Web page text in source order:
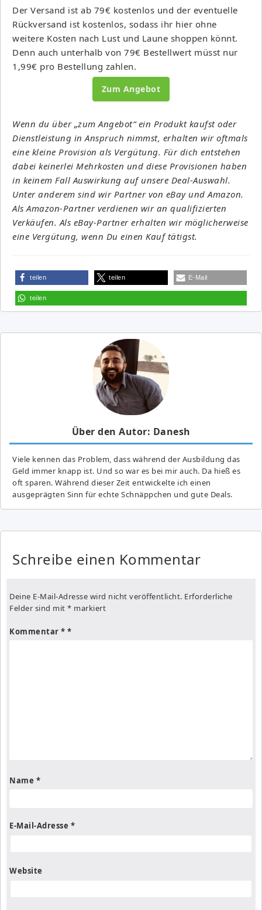
Der Versand ist ab 79€ kostenlos und der eventuelle
Rückversand ist kostenlos, sodass ihr hier ohne
weitere Kosten nach Lust und Laune shoppen könnt.
Denn auch unterhalb von 79€ Bestellwert müsst nur
1,99€ pro Bestellung zahlen.
Zum Angebot
Wenn du über „zum Angebot“ ein Produkt kaufst oder
Dienstleistung in Anspruch nimmst, erhalten wir oftmals
eine kleine Provision als Vergütung. Für dich entstehen
dabei keinerlei Mehrkosten und diese Provisionen haben
in keinem Fall Auswirkung auf unsere Deal-Auswahl.
Unter anderem sind wir Partner von eBay und Amazon.
Als Amazon-Partner verdienen wir an qualifizierten
Verkäufen. Als eBay-Partner erhalten wir möglicherweise
eine Vergütung, wenn Du einen Kauf tätigst.
teilen teilen E-Mail
teilen
Über den Autor: Danesh
Viele kennen das Problem, dass während der Ausbildung das
Geld immer knapp ist. Und so war es bei mir auch. Da hieß es
oft sparen. Während dieser Zeit entwickelte ich einen
ausgeprägten Sinn für echte Schnäppchen und gute Deals.
Schreibe einen Kommentar
Deine E-Mail-Adresse wird nicht veröffentlicht. Erforderliche
Felder sind mit * markiert
Kommentar *
Name *
E-Mail-Adresse *
Website